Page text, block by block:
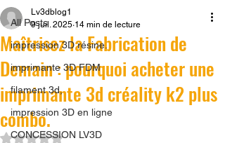
All Posts
impression 3D résine.
imprimante 3D FDM
filament 3d,
impression 3D en ligne
CONCESSION LV3D
Maîtrisez la Fabrication de
Demain : pourquoi acheter une
imprimante 3d créality k2 plus
combo.
Lv3dblog1
9 juil. 2025 14 min de lecture
Noté NaN étoiles sur 5.